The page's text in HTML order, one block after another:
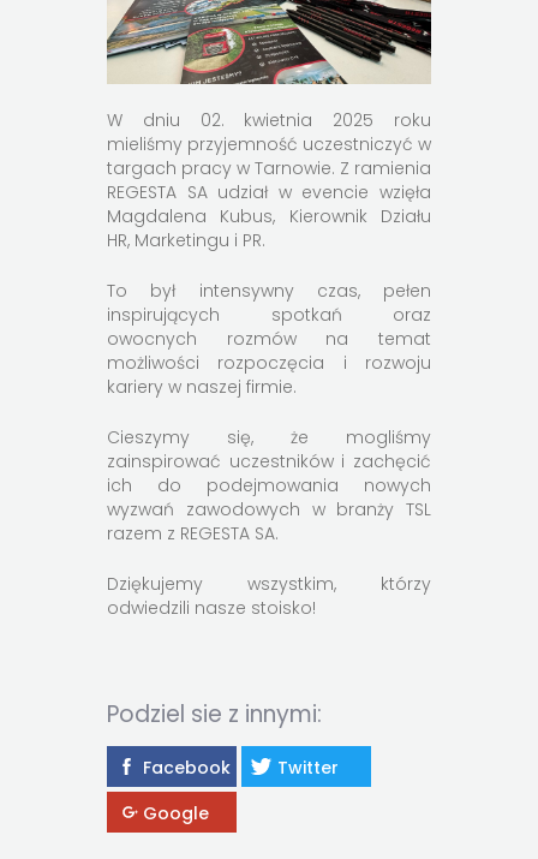
W dniu 02. kwietnia 2025 roku
mieliśmy przyjemność uczestniczyć w
targach pracy w Tarnowie. Z ramienia
REGESTA SA udział w evencie wzięła
Magdalena Kubus, Kierownik Działu
HR, Marketingu i PR.
To był intensywny czas, pełen
inspirujących spotkań oraz
owocnych rozmów na temat
możliwości rozpoczęcia i rozwoju
kariery w naszej firmie.
Cieszymy się, że mogliśmy
zainspirować uczestników i zachęcić
ich do podejmowania nowych
wyzwań zawodowych w branży TSL
razem z REGESTA SA.
Dziękujemy wszystkim, którzy
odwiedzili nasze stoisko!
Podziel sie z innymi:
Facebook
Twitter
Google